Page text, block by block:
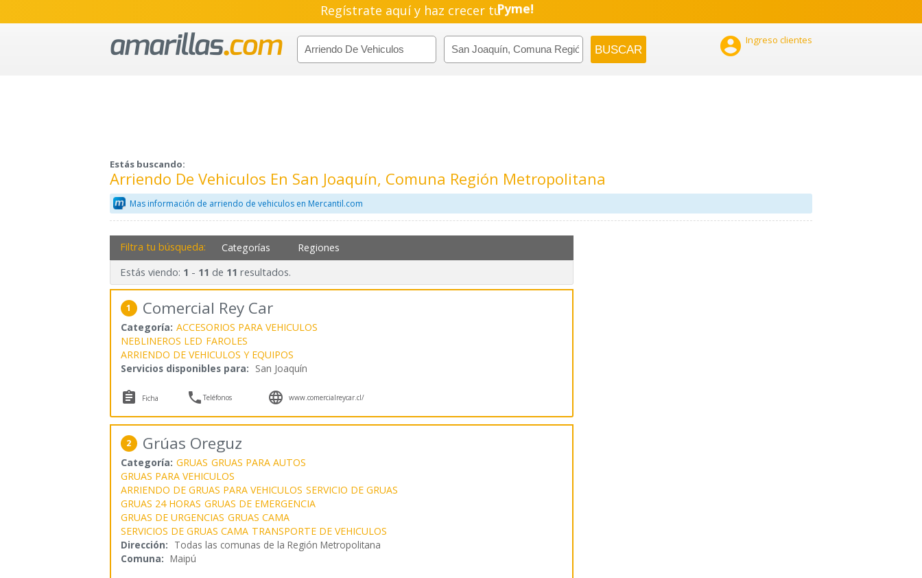
Regístrate aquí y haz crecer tuPyme!
Emprendimiento!
 Ingreso clientes
Estás buscando:
Arriendo De Vehiculos En San Joaquín, Comuna Región Metropolitana
Mas información de arriendo de vehiculos en Mercantil.com
Filtra tu búsqueda: Categorías Regiones
Estás viendo: 1 - 11 de 11 resultados.
1 Comercial Rey Car
Categoría: ACCESORIOS PARA VEHICULOS
NEBLINEROS LED FAROLES
ARRIENDO DE VEHICULOS Y EQUIPOS
Servicios disponibles para: San Joaquín
 Ficha Teléfonos  www.comercialreycar.cl/
2 Grúas Oreguz
Categoría: GRUAS GRUAS PARA AUTOS
GRUAS PARA VEHICULOS
ARRIENDO DE GRUAS PARA VEHICULOS SERVICIO DE GRUAS
GRUAS 24 HORAS GRUAS DE EMERGENCIA
GRUAS DE URGENCIAS GRUAS CAMA
SERVICIOS DE GRUAS CAMA TRANSPORTE DE VEHICULOS
Dirección: Todas las comunas de la Región Metropolitana
Comuna: Maipú